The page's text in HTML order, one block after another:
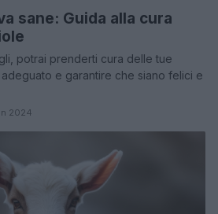
sane: Guida alla cura
potrai prenderti cura delle tue
e garantire che siano felici e
2024